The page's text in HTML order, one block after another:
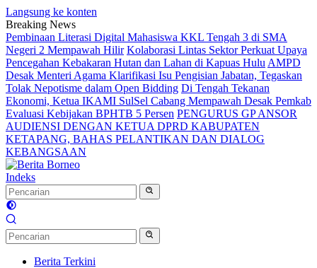
Langsung ke konten
Breaking News
Pembinaan Literasi Digital Mahasiswa KKL Tengah 3 di SMA
Negeri 2 Mempawah Hilir Kolaborasi Lintas Sektor Perkuat Upaya
Pencegahan Kebakaran Hutan dan Lahan di Kapuas Hulu AMPD
Desak Menteri Agama Klarifikasi Isu Pengisian Jabatan, Tegaskan
Tolak Nepotisme dalam Open Bidding Di Tengah Tekanan
Ekonomi, Ketua IKAMI SulSel Cabang Mempawah Desak Pemkab
Evaluasi Kebijakan BPHTB 5 Persen PENGURUS GP ANSOR
AUDIENSI DENGAN KETUA DPRD KABUPATEN
KETAPANG, BAHAS PELANTIKAN DAN DIALOG
KEBANGSAAN
Indeks
Berita Terkini